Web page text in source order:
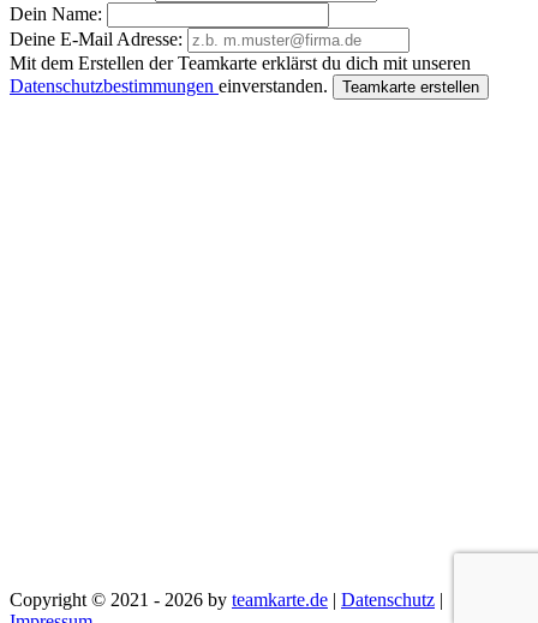
Dein Name:
Deine E-Mail Adresse:
Mit dem Erstellen der Teamkarte erklärst du dich mit unseren
Datenschutzbestimmungen einverstanden. Teamkarte erstellen
Copyright © 2021 - 2026 by teamkarte.de | Datenschutz |